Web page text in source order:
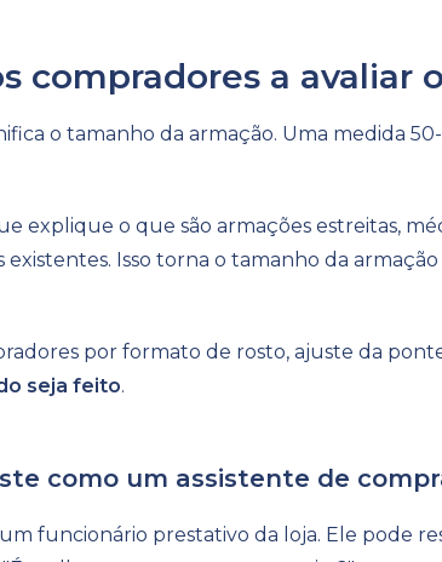
compradores a avaliar
o tamanho da armação. Uma medida
explique o que são armações estreitas,
Isso torna o tamanho da
por formato de rosto, ajuste da
seja feito.
como um assistente de
funcionário prestativo da loja. Ele pode